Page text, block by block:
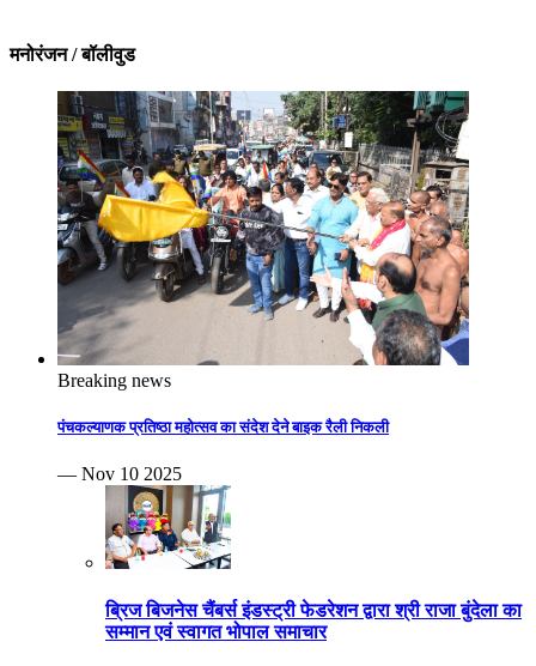
मनोरंजन / बॉलीवुड
Breaking news
पंचकल्याणक प्रतिष्ठा महोत्सव का संदेश देने बाइक रैली निकली
— Nov 10 2025
ब्रिज बिजनेस चैंबर्स इंडस्ट्री फेडरेशन द्वारा श्री राजा बुंदेला का
सम्मान एवं स्वागत भोपाल समाचार